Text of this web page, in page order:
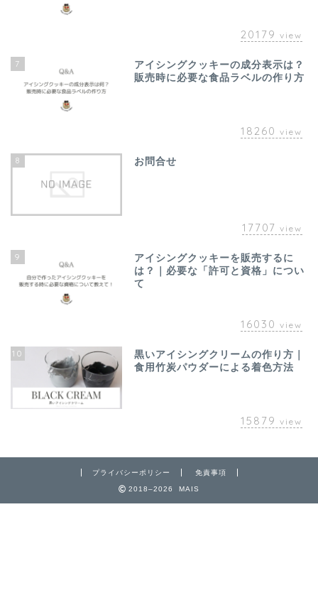
20179 view
7
アイシングクッキーの成分表示は？
販売時に必要な食品ラベルの作り方
18260 view
8 お問合せ
17707 view
9
アイシングクッキーを販売するに
は？｜必要な「許可と資格」につい
て
16030 view
10
黒いアイシングクリームの作り方｜
食用竹炭パウダーによる着色方法
15879 view
プライバシーポリシー 免責事項
2018–2026 MAIS